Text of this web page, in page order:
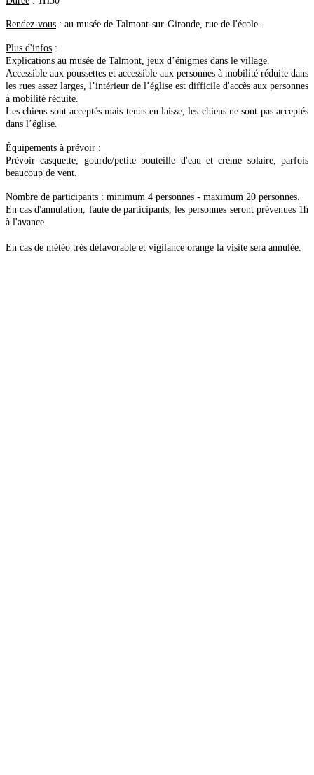
Rendez-vous : au musée de Talmont-sur-Gironde, rue de l'école.
Plus d'infos :
Explications au musée de Talmont, jeux d’énigmes dans le village.
Accessible aux poussettes et accessible aux personnes à mobilité réduite dans
les rues assez larges, l’intérieur de l’église est difficile d'accès aux personnes
à mobilité réduite.
Les chiens sont acceptés mais tenus en laisse, les chiens ne sont pas acceptés
dans l’église.
Équipements à prévoir :
Prévoir casquette, gourde/petite bouteille d'eau et crème solaire, parfois
beaucoup de vent.
Nombre de participants : minimum 4 personnes - maximum 20 personnes.
En cas d'annulation, faute de participants, les personnes seront prévenues 1h
à l'avance.
En cas de météo très défavorable et vigilance orange la visite sera annulée.